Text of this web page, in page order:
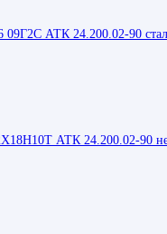
09Г2С АТК 24.200.02-90
АТК 24.200.02-90